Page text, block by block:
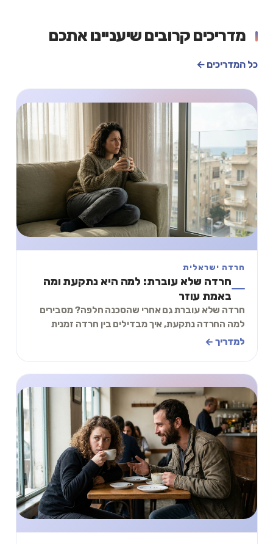
מדריכים קרובים שיעניינו אתכם
כל המדריכים ←
חרדה ישראלית
חרדה שלא עוברת: למה היא נתקעת ומה
באמת עוזר
חרדה שלא עוברת גם אחרי שהסכנה חלפה? מסבירים
למה החרדה נתקעת, איך מבדילים בין חרדה זמנית
לכרונית, ותרגיל של דקותיים שמתחיל להרגיע כבר עכשיו.
למדריך ←